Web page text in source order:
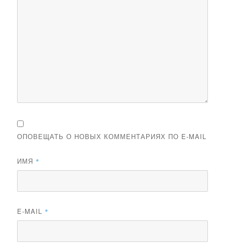
ОПОВЕЩАТЬ О НОВЫХ КОММЕНТАРИЯХ ПО E-MAIL
ИМЯ *
E-MAIL *